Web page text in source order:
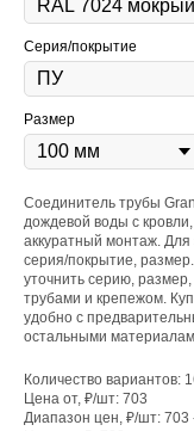
Серия/покрытие
Размер
Соединитель трубы
дождевой воды с
аккуратный монтаж. Для
серия/покрытие,
уточнить серию,
трубами и крепежом.
удобно с
остальными
Количество вариантов:
Цена от, ₽/шт: 703
Диапазон цен, ₽/шт: 703